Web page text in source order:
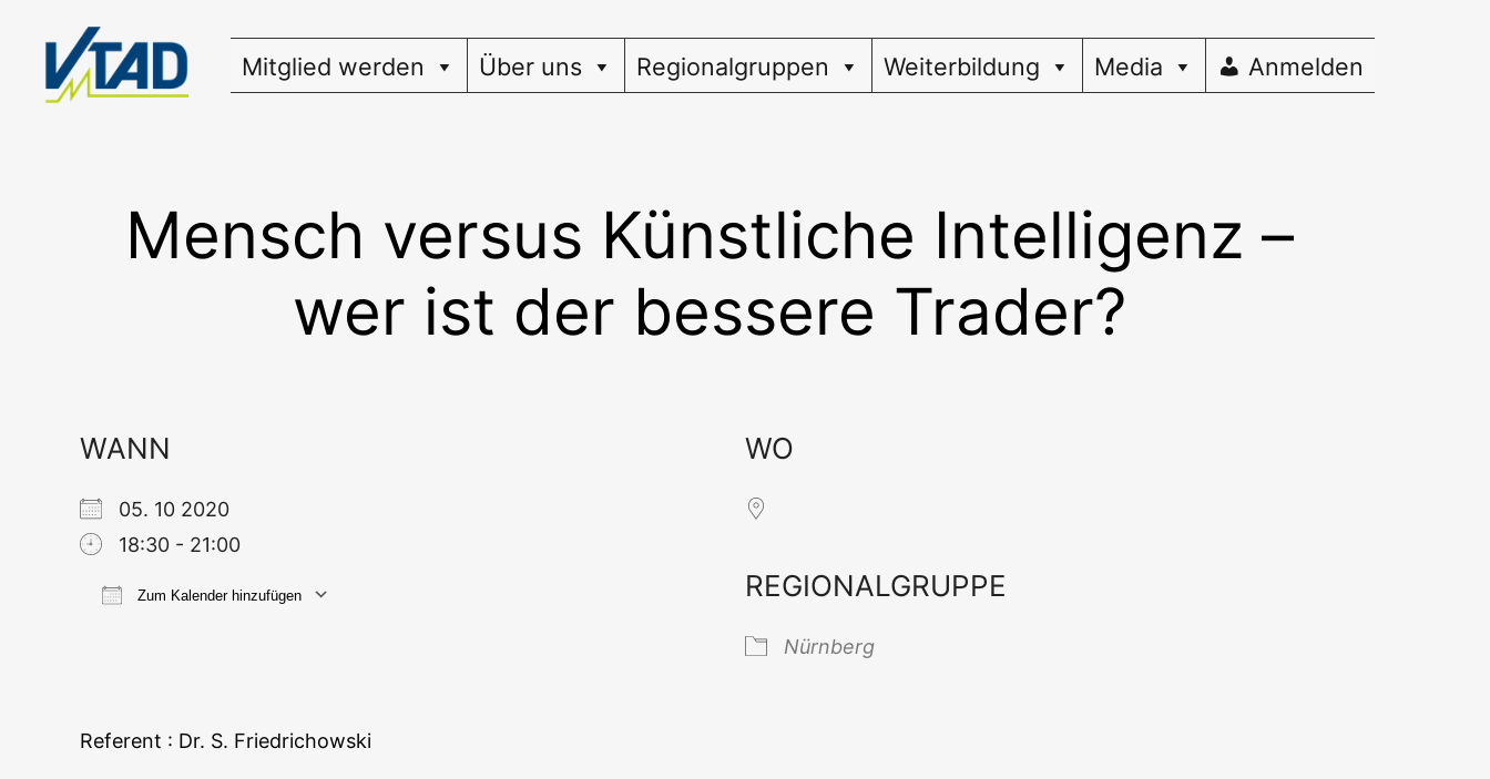
springen
Mitglied werden Über uns Regionalgruppen Weiterbildung Media Anmelden
Mensch versus Künstliche Intelligenz –
wer ist der bessere Trader?
WANN
05. 10 2020
18:30 - 21:00
Zum Kalender hinzufügen
iCal­en­dar
WO
REGIONALGRUPPE
Nürn­berg
Refe­rent : Dr. S. Friedrichowski